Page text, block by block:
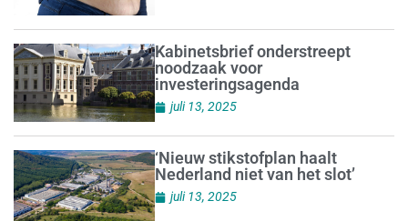
Kabinetsbrief onderstreept
noodzaak voor
investeringsagenda
juli 13, 2025
‘Nieuw stikstofplan haalt
Nederland niet van het slot’
juli 13, 2025